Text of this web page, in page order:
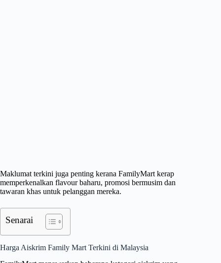
Maklumat terkini juga penting kerana FamilyMart kerap
memperkenalkan flavour baharu, promosi bermusim dan
tawaran khas untuk pelanggan mereka.
Senarai
Harga Aiskrim Family Mart Terkini di Malaysia